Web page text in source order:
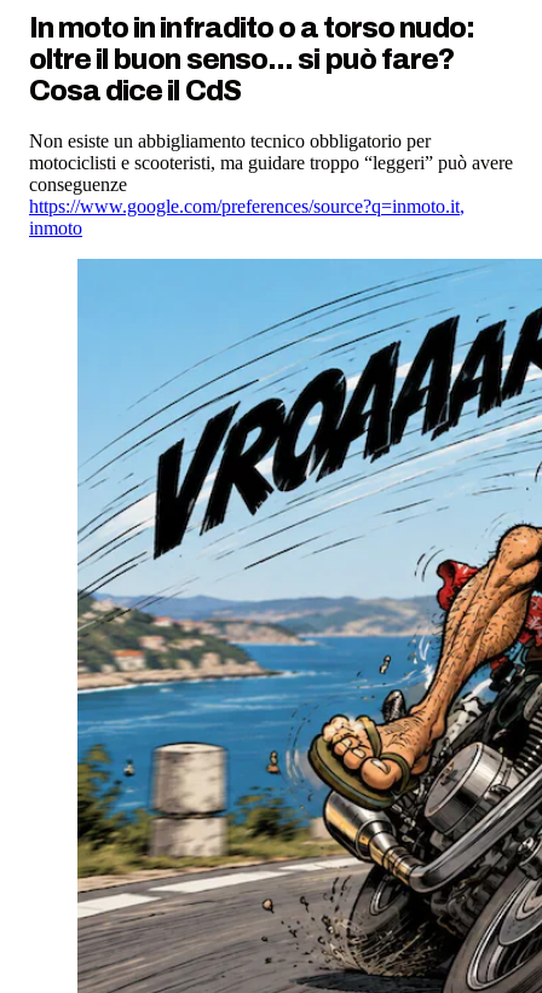
In moto in infradito o a torso nudo:
oltre il buon senso... si può fare?
Cosa dice il CdS
Non esiste un abbigliamento tecnico obbligatorio per
motociclisti e scooteristi, ma guidare troppo “leggeri” può avere
conseguenze
https://www.google.com/preferences/source?q=inmoto.it,
inmoto